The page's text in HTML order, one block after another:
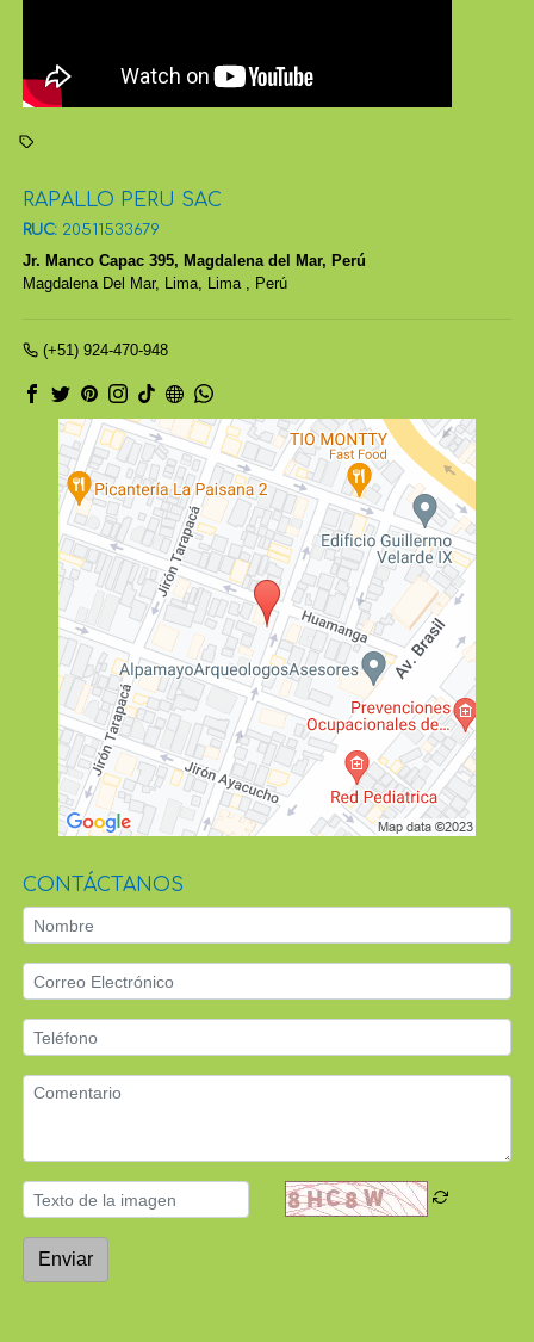
RAPALLO PERU SAC
RUC: 20511533679
Jr. Manco Capac 395, Magdalena del Mar, Perú
Magdalena Del Mar, Lima, Lima , Perú
(+51) 924-470-948
CONTÁCTANOS
Enviar